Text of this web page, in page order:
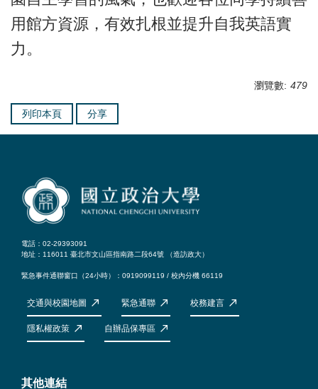
用館方資源，有效扎根並提升自我英語實
力。
瀏覽數: 479
列印本頁 分享
電話：02-29393091
地址：116011 臺北市文山區指南路二段64號 （造訪政大）
緊急事件通聯窗口（24小時）：0919099119 / 校內分機 66119
交通與校園地圖 緊急通聯 校務建言
隱私權政策 自辦品保專區
其他連結